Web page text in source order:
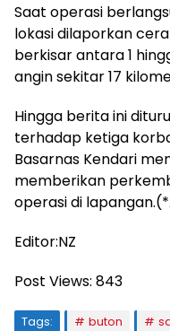
Saat operasi
lokasi dilaporkan
berkisar antara 1
angin sekitar 17
Hingga berita ini
terhadap ketiga
Basarnas Kendari
memberikan
operasi di
Editor:NZ
Post Views: 843
Tags: buton